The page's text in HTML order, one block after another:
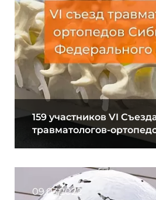
159 участников VI
травматологов-
09.03.2022